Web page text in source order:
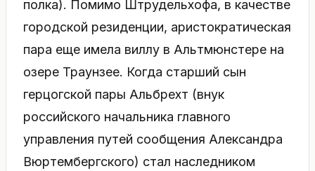
полка). Помимо Штрудельхофа, в качестве
городской резиденции, аристократическая
пара еще имела виллу в Альтмюнстере на
озере Траунзее. Когда старший сын
герцогской пары Альбрехт (внук
российского начальника главного
управления путей сообщения Александра
Вюртембергского) стал наследником